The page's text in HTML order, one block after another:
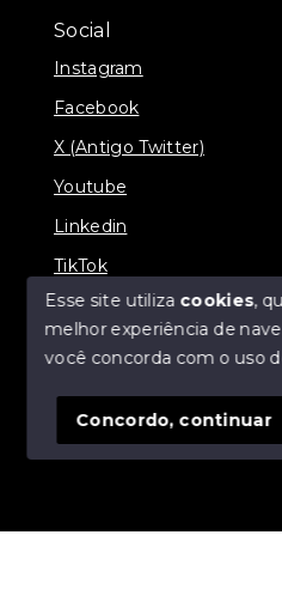
Olá! Estamos
Social
Instagram
Facebook
X (Antigo Twitter)
Youtube
Linkedin
TikTok
© Copyright 2026 - J & L
SITE PARA IMOBILIARIA
Esse site utiliza cookies,
melhor experiência de
você concorda com o uso
Concordo, continuar